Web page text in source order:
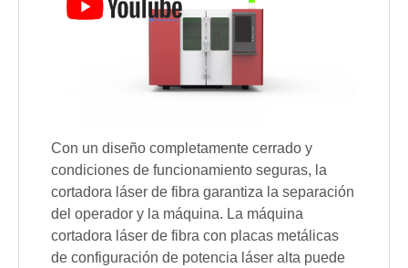
Con un diseño completamente cerrado y
condiciones de funcionamiento seguras, la
cortadora láser de fibra garantiza la separación
del operador y la máquina. La máquina
cortadora láser de fibra con placas metálicas
de configuración de potencia láser alta puede